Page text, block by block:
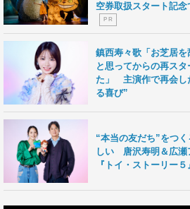
空券取扱スタート記念
P R
鎮西寿々歌「お芝居を
と思ってからの再スタ
た」 主演作で再会し
る喜び”
“本当の友だち”をつ
しい 唐沢寿明＆広瀬
『トイ・ストーリー